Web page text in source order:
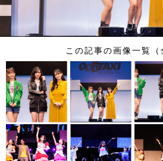
この記事の画像一覧（